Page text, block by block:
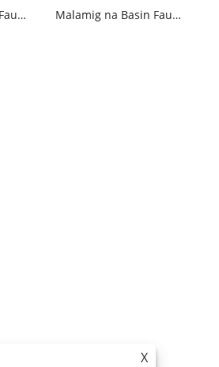
Single Hole Banyo Faucets Malamig na Basin Faucet
X